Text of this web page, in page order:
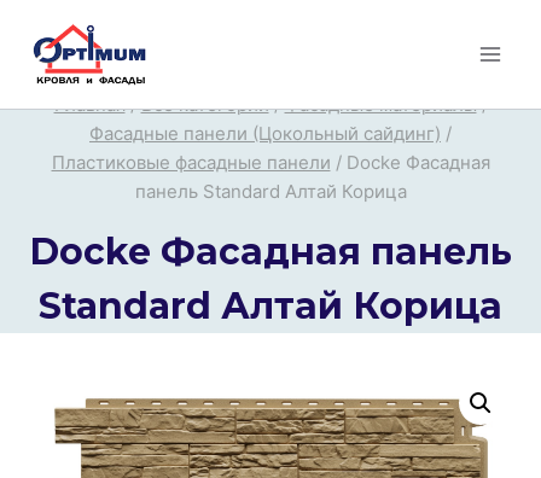
Перейти
Главная / Все категории / Фасадные материалы /
Фасадные панели (Цокольный сайдинг) /
Пластиковые фасадные панели / Docke Фасадная
панель Standard Алтай Корица
Docke Фасадная панель
Standard Алтай Корица